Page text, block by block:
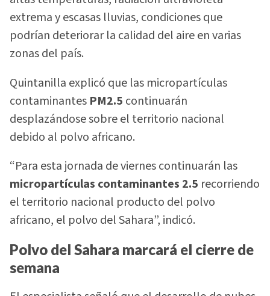
extrema y escasas lluvias, condiciones que
podrían deteriorar la calidad del aire en varias
zonas del país.
Quintanilla explicó que las micropartículas
contaminantes PM2.5 continuarán
desplazándose sobre el territorio nacional
debido al polvo africano.
“Para esta jornada de viernes continuarán las
micropartículas contaminantes 2.5 recorriendo
el territorio nacional producto del polvo
africano, el polvo del Sahara”, indicó.
Polvo del Sahara marcará el cierre de
semana